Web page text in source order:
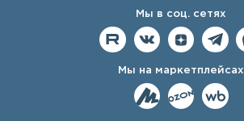
Мы в соц. сетях
Мы на маркетплейсах